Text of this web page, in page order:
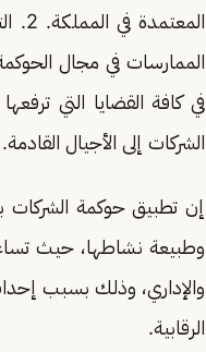
الشركات إلى الأجيال القادمة.
إن تطبيق حوكمة الشركات
وطبيعة نشاطها، حيث
والإداري، وذلك بسبب
الرقابية.